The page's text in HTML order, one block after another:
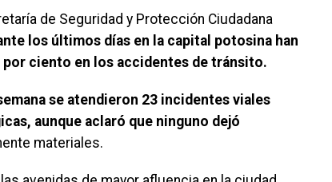
de Seguridad y Protección Ciudadana
los últimos días en la capital potosina han
ciento en los accidentes de tránsito.
se atendieron 23 incidentes viales
aunque aclaró que ninguno dejó
materiales.